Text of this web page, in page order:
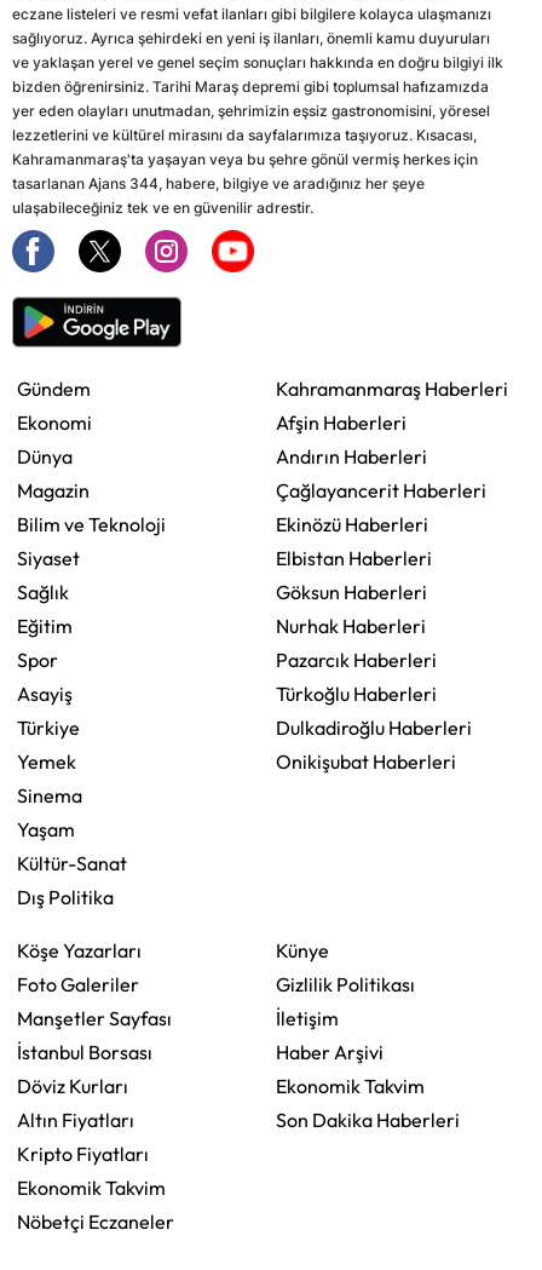
eczane listeleri ve resmi vefat ilanları gibi bilgilere kolayca ulaşmanızı
sağlıyoruz. Ayrıca şehirdeki en yeni iş ilanları, önemli kamu duyuruları
ve yaklaşan yerel ve genel seçim sonuçları hakkında en doğru bilgiyi ilk
bizden öğrenirsiniz. Tarihi Maraş depremi gibi toplumsal hafızamızda
yer eden olayları unutmadan, şehrimizin eşsiz gastronomisini, yöresel
lezzetlerini ve kültürel mirasını da sayfalarımıza taşıyoruz. Kısacası,
Kahramanmaraş'ta yaşayan veya bu şehre gönül vermiş herkes için
tasarlanan Ajans 344, habere, bilgiye ve aradığınız her şeye
ulaşabileceğiniz tek ve en güvenilir adrestir.
Gündem
Ekonomi
Dünya
Magazin
Bilim ve Teknoloji
Siyaset
Sağlık
Eğitim
Spor
Asayiş
Türkiye
Yemek
Sinema
Yaşam
Kültür-Sanat
Dış Politika
Kahramanmaraş Haberleri
Afşin Haberleri
Andırın Haberleri
Çağlayancerit Haberleri
Ekinözü Haberleri
Elbistan Haberleri
Göksun Haberleri
Nurhak Haberleri
Pazarcık Haberleri
Türkoğlu Haberleri
Dulkadiroğlu Haberleri
Onikişubat Haberleri
Köşe Yazarları
Foto Galeriler
Manşetler Sayfası
İstanbul Borsası
Döviz Kurları
Altın Fiyatları
Kripto Fiyatları
Ekonomik Takvim
Nöbetçi Eczaneler
Künye
Gizlilik Politikası
İletişim
Haber Arşivi
Ekonomik Takvim
Son Dakika Haberleri